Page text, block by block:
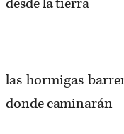
desde la tierra
las hormigas
donde caminarán